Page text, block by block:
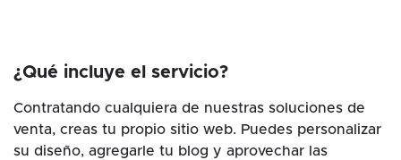
¿Qué incluye el servicio?
Contratando cualquiera de nuestras soluciones de
venta, creas tu propio sitio web. Puedes personalizar
su diseño, agregarle tu blog y aprovechar las